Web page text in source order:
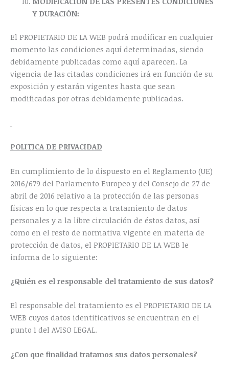
Y DURACIÓN:
El PROPIETARIO DE LA WEB podrá modificar en cualquier
momento las condiciones aquí determinadas, siendo
debidamente publicadas como aquí aparecen. La
vigencia de las citadas condiciones irá en función de su
exposición y estarán vigentes hasta que sean
modificadas por otras debidamente publicadas.
POLITICA DE PRIVACIDAD
En cumplimiento de lo dispuesto en el Reglamento (UE)
2016/679 del Parlamento Europeo y del Consejo de 27 de
abril de 2016 relativo a la protección de las personas
físicas en lo que respecta a tratamiento de datos
personales y a la libre circulación de éstos datos, así
como en el resto de normativa vigente en materia de
protección de datos, el PROPIETARIO DE LA WEB le
informa de lo siguiente:
¿Quién es el responsable del tratamiento de sus datos?
El responsable del tratamiento es el PROPIETARIO DE LA
WEB cuyos datos identificativos se encuentran en el
punto 1 del AVISO LEGAL.
¿Con que finalidad tratamos sus datos personales?